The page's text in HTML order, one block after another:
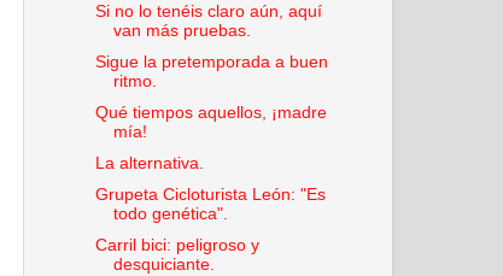
Si no lo tenéis claro aún, aquí
van más pruebas.
Sigue la pretemporada a buen
ritmo.
Qué tiempos aquellos, ¡madre
mía!
La alternativa.
Grupeta Cicloturista León: "Es
todo genética".
Carril bici: peligroso y
desquiciante.